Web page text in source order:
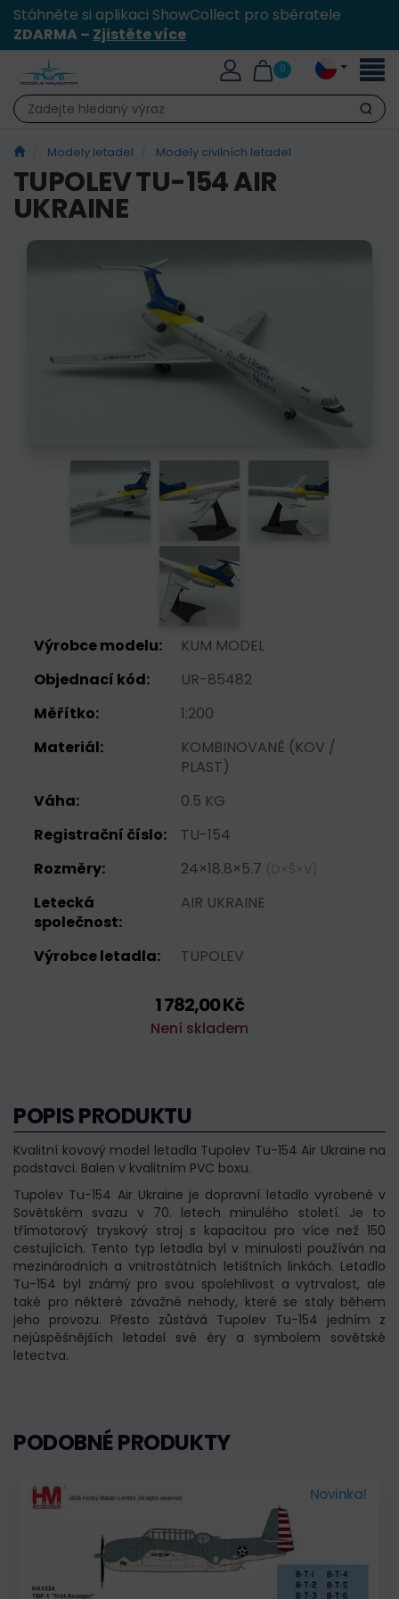
Stáhněte si aplikaci ShowCollect pro sběratele
ZDARMA – Zjistěte více
0
Hledat
Modely letadel Modely civilních letadel
TUPOLEV TU-154 AIR
UKRAINE
Výrobce modelu:
KUM MODEL
Objednací kód:
UR-85482
Měřítko:
1:200
Materiál:
KOMBINOVANĚ (KOV /
PLAST)
Váha:
0.5 KG
Registrační číslo:
TU-154
Rozměry:
24×18.8×5.7 (D×Š×V)
Letecká
společnost:
AIR UKRAINE
Výrobce letadla: TUPOLEV
1 782,00 Kč
Není skladem
POPIS PRODUKTU
Kvalitní kovový model letadla Tupolev Tu-154 Air Ukraine na
podstavci. Balen v kvalitním PVC boxu.
Tupolev Tu-154 Air Ukraine je dopravní letadlo vyrobené v
Sovětském svazu v 70. letech minulého století. Je to
třímotorový tryskový stroj s kapacitou pro více než 150
cestujících. Tento typ letadla byl v minulosti používán na
mezinárodních a vnitrostátních letištních linkách. Letadlo
Tu-154 byl známý pro svou spolehlivost a vytrvalost, ale
také pro některé závažné nehody, které se staly během
jeho provozu. Přesto zůstává Tupolev Tu-154 jedním z
nejúspěšnějších letadel své éry a symbolem sovětské
letectva.
PODOBNÉ PRODUKTY
Novinka!